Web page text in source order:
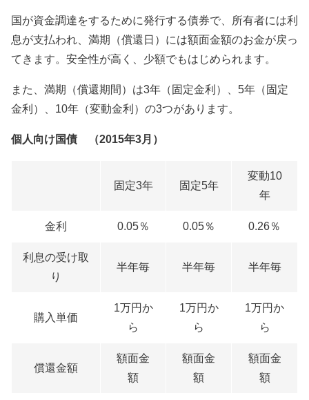
国が資金調達をするために発行する債券で、所有者には利
息が支払われ、満期（償還日）には額面金額のお金が戻っ
てきます。安全性が高く、少額でもはじめられます。
また、満期（償還期間）は3年（固定金利）、5年（固定
金利）、10年（変動金利）の3つがあります。
個人向け国債 （2015年3月）
固定3年 固定5年
変動10
年
金利 0.05％ 0.05％ 0.26％
利息の受け取
り
半年毎 半年毎 半年毎
購入単価
1万円か
ら
1万円か
ら
1万円か
ら
償還金額
額面金
額
額面金
額
額面金
額